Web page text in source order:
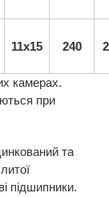
11х15 240
камерах.
при
та
підшипники.